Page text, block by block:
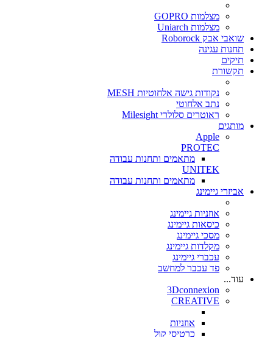
מצלמות GOPRO
מצלמות Uniarch
שואבי אבק Roborock
תחנות עגינה
תיקים
תקשורת
נקודות גישה אלחוטיות MESH
נתב אלחוטי
ראוטרים סלולרי Milesight
מותגים
Apple
PROTEC
מתאמים ותחנות עבודה
UNITEK
מתאמים ותחנות עבודה
אביזרי גיימינג
אוזניות גיימינג
כיסאות גיימינג
מסכי גיימינג
מקלדות גיימינג
עכברי גיימינג
פד עכבר למחשב
עוד...
3Dconnexion
CREATIVE
אוזניות
כרטיסי קול